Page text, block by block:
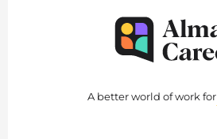
A better world of work for